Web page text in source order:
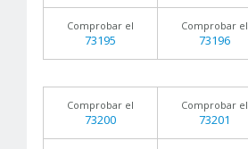
Comprobar el
73195
Comprobar el
73196
Comprobar el
73200
Comprobar el
73201